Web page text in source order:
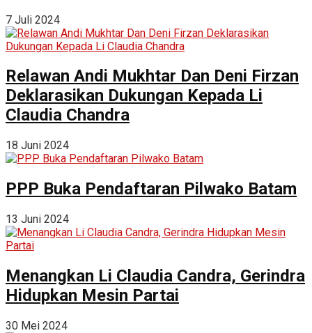
7 Juli 2024
Relawan Andi Mukhtar Dan Deni Firzan
Deklarasikan Dukungan Kepada Li
Claudia Chandra
18 Juni 2024
PPP Buka Pendaftaran Pilwako Batam
13 Juni 2024
Menangkan Li Claudia Candra, Gerindra
Hidupkan Mesin Partai
30 Mei 2024